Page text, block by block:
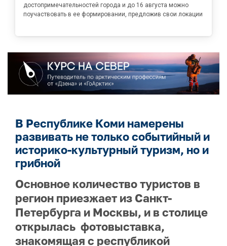
достопримечательностей города и до 16 августа можно
поучаствовать в ее формировании, предложив свои локации
В Республике Коми намерены
развивать не только событийный и
историко-культурный туризм, но и
грибной
Основное количество туристов в
регион приезжает из Санкт-
Петербурга и Москвы, и в столице
открылась фотовыставка,
знакомящая с республикой